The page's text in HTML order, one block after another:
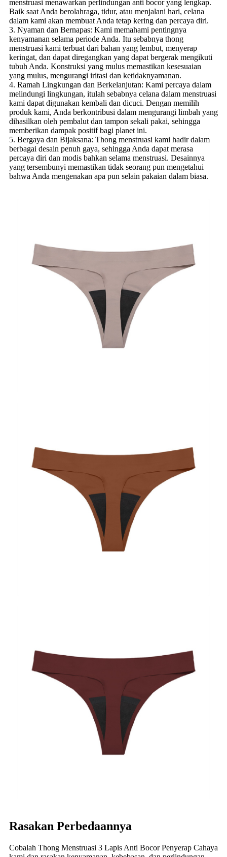
menstruasi menawarkan perlindungan anti bocor yang lengkap.
Baik saat Anda berolahraga, tidur, atau menjalani hari, celana
dalam kami akan membuat Anda tetap kering dan percaya diri.
3. Nyaman dan Bernapas: Kami memahami pentingnya
kenyamanan selama periode Anda. Itu sebabnya thong
menstruasi kami terbuat dari bahan yang lembut, menyerap
keringat, dan dapat diregangkan yang dapat bergerak mengikuti
tubuh Anda. Konstruksi yang mulus memastikan kesesuaian
yang mulus, mengurangi iritasi dan ketidaknyamanan.
4. Ramah Lingkungan dan Berkelanjutan: Kami percaya dalam
melindungi lingkungan, itulah sebabnya celana dalam menstruasi
kami dapat digunakan kembali dan dicuci. Dengan memilih
produk kami, Anda berkontribusi dalam mengurangi limbah yang
dihasilkan oleh pembalut dan tampon sekali pakai, sehingga
memberikan dampak positif bagi planet ini.
5. Bergaya dan Bijaksana: Thong menstruasi kami hadir dalam
berbagai desain penuh gaya, sehingga Anda dapat merasa
percaya diri dan modis bahkan selama menstruasi. Desainnya
yang tersembunyi memastikan tidak seorang pun mengetahui
bahwa Anda mengenakan apa pun selain pakaian dalam biasa.
Rasakan Perbedaannya
Cobalah Thong Menstruasi 3 Lapis Anti Bocor Penyerap Cahaya